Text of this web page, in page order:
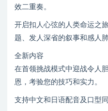
效二重奏。
开启扣人心弦的人类命运之
题、发人深省的叙事和感人
全新内容
在首领挑战模式中迎战令人
恩，考验您的技巧和实力。
支持中文和日语配音及口型同